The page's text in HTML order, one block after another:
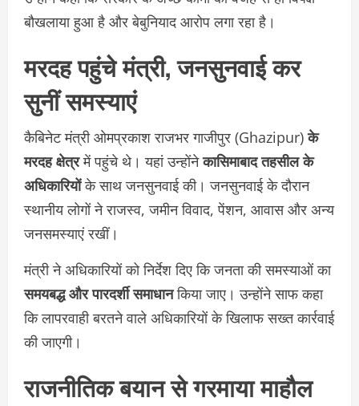
बौखलाया हुआ है और बेबुनियाद आरोप लगा रहा है।
मरदह पहुंचे मंत्री, जनसुनवाई कर
सुनीं समस्याएं
कैबिनेट मंत्री ओमप्रकाश राजभर गाजीपुर (Ghazipur)के
मरदह क्षेत्रमें पहुंचे थे। यहां उन्होंनेकासिमाबाद तहसील के
अधिकारियोंके साथ जनसुनवाई की। जनसुनवाई के दौरान
स्थानीय लोगों ने राजस्व, जमीन विवाद, पेंशन, आवास और अन्य
जनसमस्याएं रखीं।
मंत्री ने अधिकारियों को निर्देश दिए कि जनता की समस्याओं का
समयबद्ध और पारदर्शी समाधानकिया जाए। उन्होंने साफ कहा
कि लापरवाही बरतने वाले अधिकारियों के खिलाफ सख्त कार्रवाई
की जाएगी।
राजनीतिक बयान से गरमाया माहौल